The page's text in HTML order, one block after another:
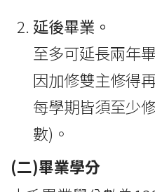
延後畢業。
至多可延長兩年
因加修雙主修得
每學期皆須至少
數)。
(二)畢業學分